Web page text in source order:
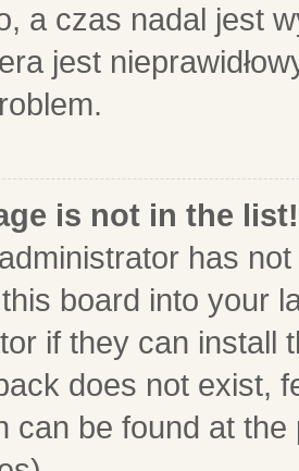
a czas nadal jest
jest
is not in the list!
has
board into your
if they can install
does not exist,
can be found at